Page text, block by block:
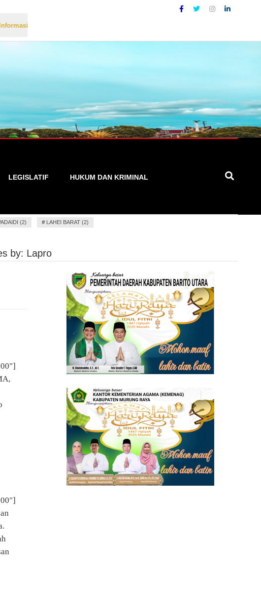
yang Akurat, Cepat, dan Terpercaya
LEGISLATIF HUKUM DAN KRIMINAL
(2) # LAHEI BARAT (2)
by: Lapro